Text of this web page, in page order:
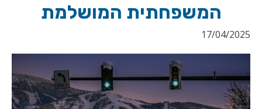
המשפחתית המושלמת
17/04/2025